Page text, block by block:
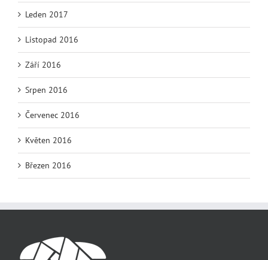
Leden 2017
Listopad 2016
Září 2016
Srpen 2016
Červenec 2016
Květen 2016
Březen 2016